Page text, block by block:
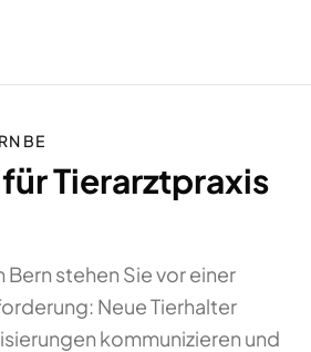
BE
Tierarztpraxis
Bern stehen Sie vor einer
Neue Tierhalter
kommunizieren und